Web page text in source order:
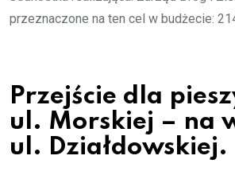
przeznaczone na ten cel w budżecie:
Przejście dla
ul. Morskiej – na
ul. Działdowskiej.